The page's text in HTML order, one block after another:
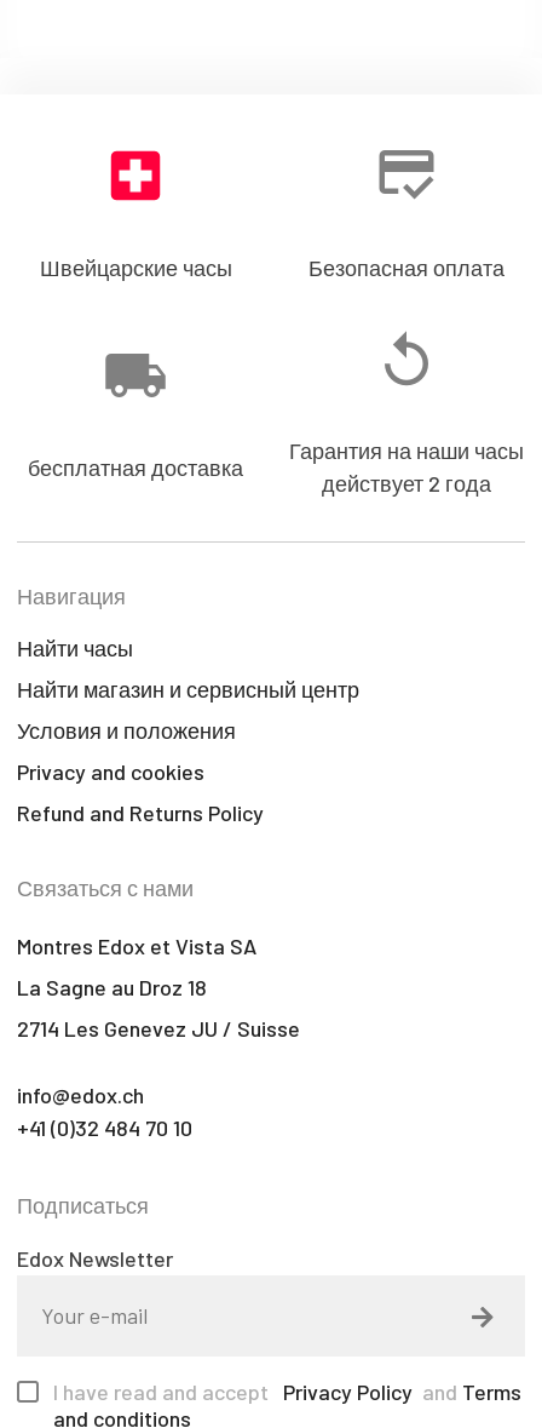
Швейцарские часы Безопасная оплата
бесплатная доставка
Гарантия на наши часы
действует 2 года
Навигация
Найти часы
Найти магазин и сервисный центр
Условия и положения
Privacy and cookies
Refund and Returns Policy
Связаться с нами
Montres Edox et Vista SA
La Sagne au Droz 18
2714 Les Genevez JU / Suisse
info@edox.ch
+41 (0)32 484 70 10
Подписаться
Edox Newsletter
I have read and accept Privacy Policy and Terms
and conditions